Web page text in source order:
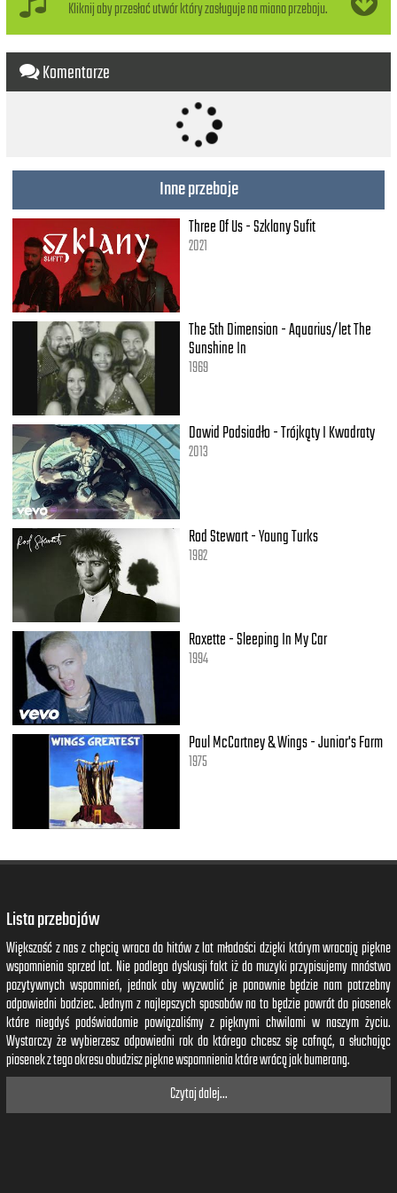
Kliknij aby przesłać utwór który zasługuje na miano przeboju.
Komentarze
Inne przeboje
Three Of Us - Szklany Sufit
2021
The 5th Dimension - Aquarius/let The
Sunshine In
1969
Dawid Podsiadło - Trójkąty I Kwadraty
2013
Rod Stewart - Young Turks
1982
Roxette - Sleeping In My Car
1994
Paul McCartney & Wings - Junior's Farm
1975
Lista przebojów
Większość z nas z chęcią wraca do hitów z lat młodości dzięki którym wracają piękne
wspomnienia sprzed lat. Nie podlega dyskusji fakt iż do muzyki przypisujemy mnóstwo
pozytywnych wspomnień, jednak aby wyzwolić je ponownie będzie nam potrzebny
odpowiedni bodziec. Jednym z najlepszych sposobów na to będzie powrót do piosenek
które niegdyś podświadomie powiązaliśmy z pięknymi chwilami w naszym życiu.
Wystarczy że wybierzesz odpowiedni rok do którego chcesz się cofnąć, a słuchając
piosenek z tego okresu obudzisz piękne wspomnienia które wrócą jak bumerang.
Czytaj dalej...